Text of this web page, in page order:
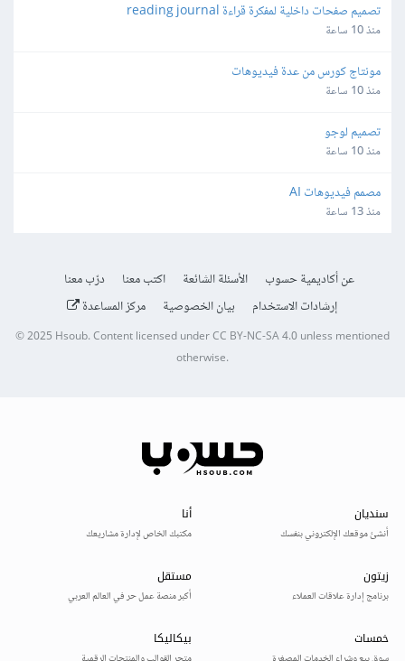
تصميم صفحات داخلية لمفكرة قراءة reading journal
منذ 10 ساعة
مونتاج كورس من عدة فيديوهات
منذ 10 ساعة
تصميم لوجو
منذ 10 ساعة
مصمم فيديوهات AI
منذ 13 ساعة
عن أكاديمية حسوب الأسئلة الشائعة اكتب معنا
درّب معنا
إرشادات الاستخدام
بيان الخصوصية مركز المساعدة
© 2025 Hsoub.Content licensed underCC BY-NC-SA 4.0unless mentioned
otherwise.